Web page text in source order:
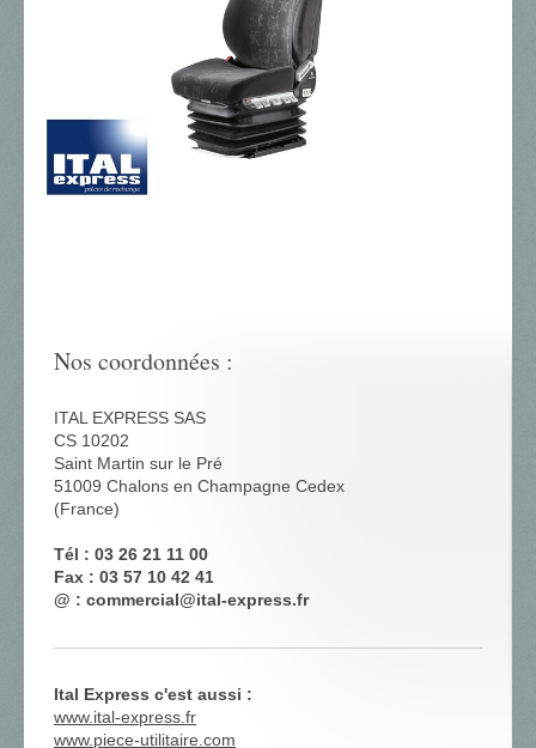
Nos coordonnées :
ITAL EXPRESS SAS
CS 10202
Saint Martin sur le Pré
51009 Chalons en Champagne Cedex
(France)
Tél : 03 26 21 11 00
Fax : 03 57 10 42 41
@ : commercial@ital-express.fr
Ital Express c'est aussi :
www.ital-express.fr
www.piece-utilitaire.com